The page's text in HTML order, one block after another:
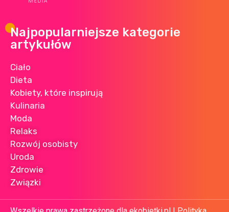
Najpopularniejsze kategorie
artykułów
Ciało
Dieta
Kobiety, które inspirują
Kulinaria
Moda
Relaks
Rozwój osobisty
Uroda
Zdrowie
Związki